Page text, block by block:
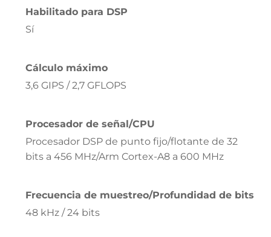
Habilitado para DSP
Sí
Cálculo máximo
3,6 GIPS / 2,7 GFLOPS
Procesador de señal/CPU
Procesador DSP de punto fijo/flotante de 32
bits a 456 MHz/Arm Cortex-A8 a 600 MHz
Frecuencia de muestreo/Profundidad de bits
48 kHz / 24 bits